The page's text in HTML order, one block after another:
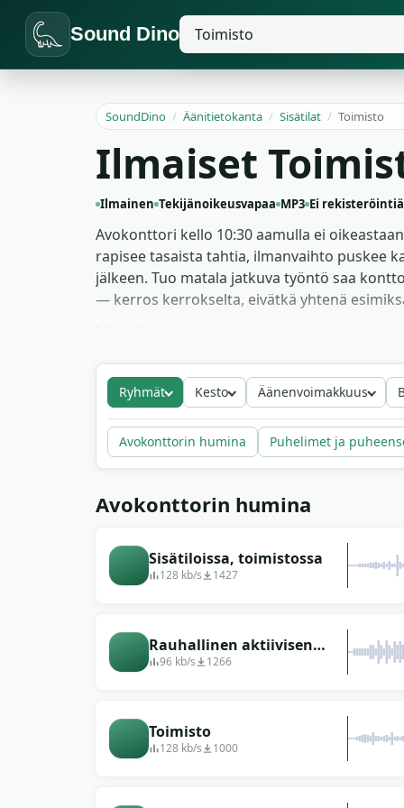
Sound Dino
SoundDino / Äänitietokanta / Sisätilat / Toimisto
Ilmaiset
Ilmainen Tekijänoikeusvapaa MP3 Ei rekisteröintiä
Avokonttori kello 10:30 aamulla ei
rapisee tasaista tahtia, ilmanvaihto puskee
jälkeen. Tuo matala jatkuva työntö saa
— kerros kerrokselta, eivätkä yhtenä
Zoom-puhelun ilman saumoja tai kuultavia
hahmon repliikkiä ja yleisö lukee tämän
MP3-muodossa.
Ryhmät Kesto Äänenvoimakkuus
Avokonttorin humina Puhelimet ja
Avokonttorin humina
Sisätiloissa, toimistossa
128 kb/s 1427
Rauhallinen aktiivisen
toimistoelämän ääni
96 kb/s 1266
Toimisto
128 kb/s 1000